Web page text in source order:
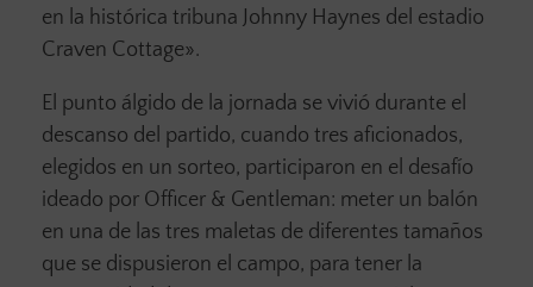
en la histórica tribuna Johnny Haynes del estadio
Craven Cottage».
El punto álgido de la jornada se vivió durante el
descanso del partido, cuando tres aficionados,
elegidos en un sorteo, participaron en el desafío
ideado por Officer & Gentleman: meter un balón
en una de las tres maletas de diferentes tamaños
que se dispusieron el campo, para tener la